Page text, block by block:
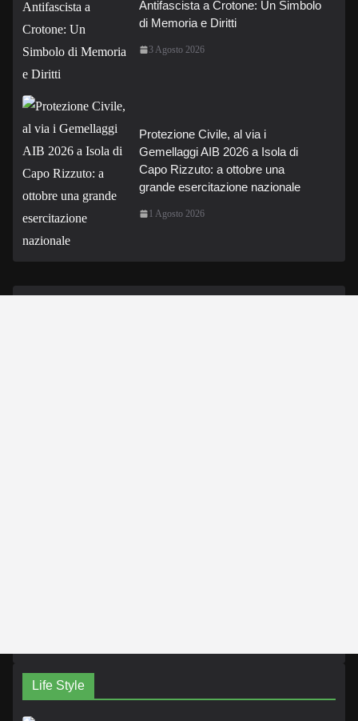
Antifascista a Crotone: Un Simbolo
di Memoria e Diritti
3 Agosto 2026
Protezione Civile, al via i
Gemellaggi AIB 2026 a Isola di
Capo Rizzuto: a ottobre una
grande esercitazione nazionale
1 Agosto 2026
Life Style